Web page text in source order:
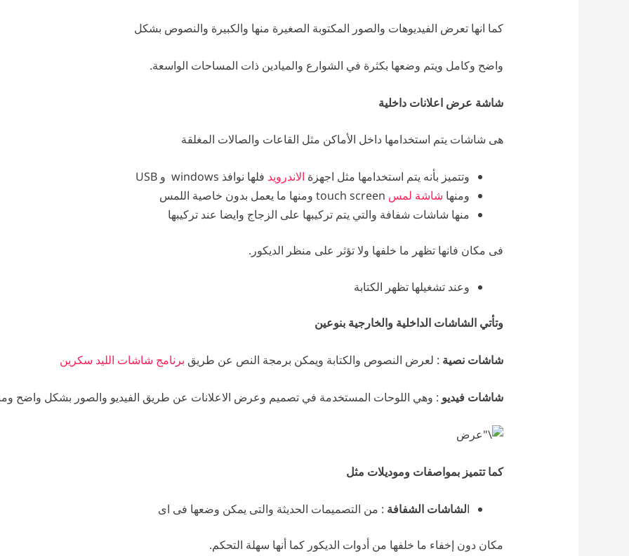
كما انها تعرض الفيديوهات والصور المكتوبة الصغيرة منها والكبيرة والنصوص بشكل
واضح وكامل ويتم وضعها بكثرة في الشوارع والميادين ذات المساحات الواسعة.
شاشة عرض اعلانات داخلية
هى شاشات يتم استخدامها داخل الأماكن مثل القاعات والصالات المغلقة
وتتميز بأنه يتم استخدامها مثل اجهزة الاندرويد فلها نوافذ windows و USB
ومنها شاشة لمس
منها شاشات شفافة والتي يتم تركيبها على الزجاج وايضا عند تركيبها
فى مكان فانها تظهر ما خلفها ولا تؤثر على منظر الديكور.
وعند تشغيلها تظهر الكتابة
وتأتي الشاشات الداخلية والخارجية بنوعين
شاشات نصية : لعرض النصوص والكتابة ويمكن برمجة النص عن طريق برنامج شاشات الليد سكرين
شاشات فيديو : وهي اللوحات المستخدمة في تصميم وعرض الاعلانات عن طريق الفيديو والصور بشكل واضح
كما تتميز بمواصفات وموديلات مثل
الشاشات الشفافة : من التصميمات الحديثة والتى يمكن وضعها فى اى
مكان دون إخفاء ما خلفها من أدوات الديكور كما أنها سهلة التحكم.